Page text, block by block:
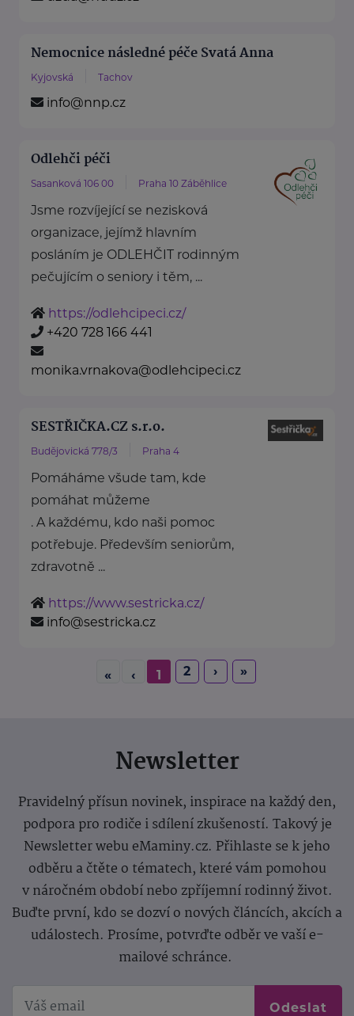
Nemocnice následné péče Svatá Anna
Kyjovská Tachov
info@nnp.cz
Odlehči péči
Sasanková 106 00 Praha 10 Záběhlice
Jsme rozvíjející se nezisková
organizace, jejímž hlavním
posláním je ODLEHČIT rodinným
pečujícím o seniory i těm, ...
https://odlehcipeci.cz/
+420 728 166 441
monika.vrnakova@odlehcipeci.cz
SESTŘIČKA.CZ s.r.o.
Budějovická 778/3 Praha 4
Pomáháme všude tam, kde
pomáhat můžeme
. A každému, kdo naši pomoc
potřebuje. Především seniorům,
zdravotně ...
https://www.sestricka.cz/
info@sestricka.cz
« ‹ 1 2 › »
Newsletter
Pravidelný přísun novinek, inspirace na každý den,
podpora pro rodiče i sdílení zkušeností. Takový je
Newsletter webu eMaminy.cz. Přihlaste se k jeho
odběru a čtěte o tématech, které vám pomohou
v náročném období nebo zpříjemní rodinný život.
Buďte první, kdo se dozví o nových článcích, akcích a
událostech. Prosíme, potvrďte odběr ve vaší e-
mailové schránce.
Odeslat